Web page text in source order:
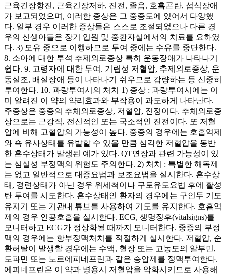
근육긴장항진, 근육긴장저하, 진전, 졸음, 호흡곤란, 섭식장애
가 보고되었으며, 이러한 증상은 그 중증도에 있어서 다양했
다. 일부 경우 이러한 증상들은 스스로 조절되었으나 다른 경
우의 신생아들은 장기 입원 및 중환자실에서의 치료를 요하였
다. 3) 모유 중으로 이행하므로 투여 중에는 수유를 중단한다.
8. 소아에 대한 투석 추제외로증상 특히 운동장애가 나타나기
쉽다. 9. 고령자에 대한 투여. 기립성 저혈압, 추제외로증상, 운
동실조, 배실장애 등이 나타나기 쉬우므로 감량하는 등 신중히
투여한다. 10. 과량투여시의 처치 1) 증상 : 과량투여시에는 이
미 알려진 이 약의 약리효과와 부작용이 과도하게 나타난다.
주증상은 중증의 추체외로증상, 저혈압, 진정이다. 추체외로증
상으로는 근강직, 전신적인 또는 국소적인 진전이다. 또 저혈
압에 비해 고혈압의 가능성이 높다. 중증의 경우에는 호흡억제
와 쇽 유사상태를 유발할 수 있을 만큼 심각한 저혈압을 동반
한 혼수상태가 발생된 예가 있다. QT연장과 관련 가능성이 있
는 심실성 부정맥의 위험도 주의한다. 2) 처치 : 특별한 해독제
는 없고 일반적으로 대증요법과 보조요법을 실시한다. 혼수상
태, 경련상태가 아닌 경우 위세척이나 구토유도요법 후에 활성
탄 투여를 시도한다. 혼수상태인 환자의 경우에는 구인두 기도
유지기 또는 기관내 튜브를 사용하여 기도를 유지한다. 호흡억
제의 경우 인공호흡을 실시한다. ECG, 생명징후(vitalsigns)를
모니터하고 ECG가 정상화될 때까지 모니터한다. 중증의 부정
맥의 경우에는 항부정맥처치를 적절하게 실시한다. 저혈압, 순
환허탈이 발생할 경우에는 수액, 혈장 또는 고농도의 알부민,
도파민 또는 노르에피네프린과 같은 승압제를 정맥투여한다.
에피네프린은 이 약과 병용시 저혈압을 악화시키므로 사용해